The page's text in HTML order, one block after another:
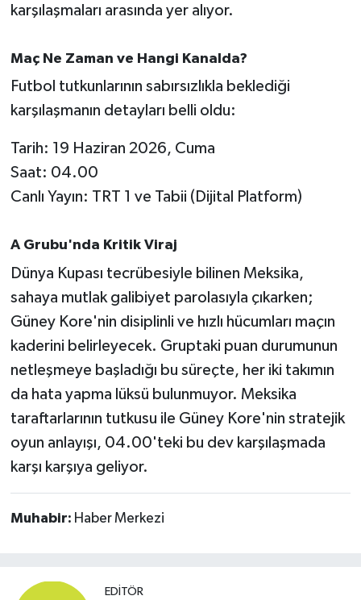
karşılaşmaları arasında yer alıyor.
Maç Ne Zaman ve Hangi Kanalda?
Futbol tutkunlarının sabırsızlıkla beklediği
karşılaşmanın detayları belli oldu:
Tarih: 19 Haziran 2026, Cuma
Saat: 04.00
Canlı Yayın: TRT 1 ve Tabii (Dijital Platform)
A Grubu'nda Kritik Viraj
Dünya Kupası tecrübesiyle bilinen Meksika,
sahaya mutlak galibiyet parolasıyla çıkarken;
Güney Kore'nin disiplinli ve hızlı hücumları maçın
kaderini belirleyecek. Gruptaki puan durumunun
netleşmeye başladığı bu süreçte, her iki takımın
da hata yapma lüksü bulunmuyor. Meksika
taraftarlarının tutkusu ile Güney Kore'nin stratejik
oyun anlayışı, 04.00'teki bu dev karşılaşmada
karşı karşıya geliyor.
Muhabir: Haber Merkezi
EDITÖR
MAGAZİN
MANŞET
Manyas
OLAY
SAĞLIK
Savaştepe
SEYAHAT
SİYASET
SPOR
SÜRMANŞET
TARİHTE BUGÜN